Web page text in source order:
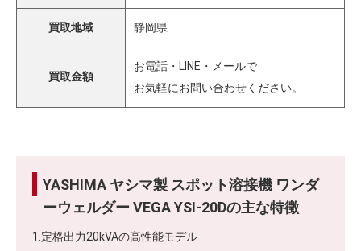
買取地域 静岡県
買取金額
お電話・LINE・メールで
お気軽にお問い合わせください。
YASHIMA ヤシマ製 スポット溶接機 ワンダ
ーウェルダー VEGA YSI-20Dの主な特徴
1.定格出力20kVAの高性能モデル